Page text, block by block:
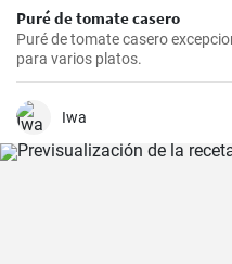
Puré de tomate casero
Puré de tomate casero
para varios platos.
Iwa